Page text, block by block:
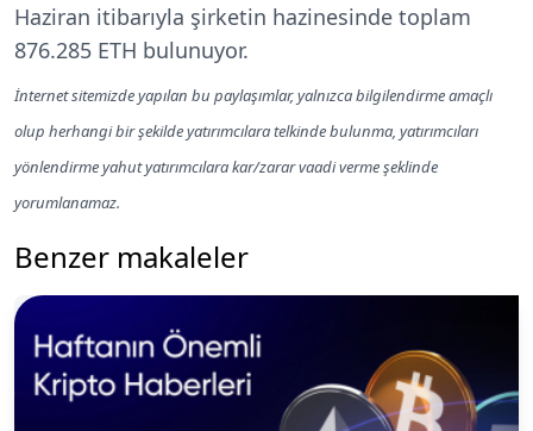
Haziran itibarıyla şirketin hazinesinde toplam
876.285 ETH bulunuyor.
İnternet sitemizde yapılan bu paylaşımlar, yalnızca bilgilendirme amaçlı
olup herhangi bir şekilde yatırımcılara telkinde bulunma, yatırımcıları
yönlendirme yahut yatırımcılara kar/zarar vaadi verme şeklinde
yorumlanamaz.
Benzer makaleler